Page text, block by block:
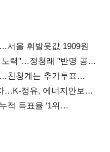
서울 휘발윳값 1909원
력"…정청래 "반명 공세
친청계는 추가투표
…K-정유, 에너지안보
적 득표율 '1위